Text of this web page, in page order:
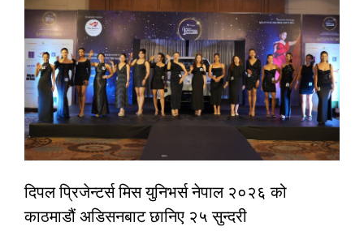
दिपल प्रिजेन्टर्स मिस युनिभर्स नेपाल २०२६ को
काठमाडौं अडिसनबाट छानिए २५ सुन्दरी